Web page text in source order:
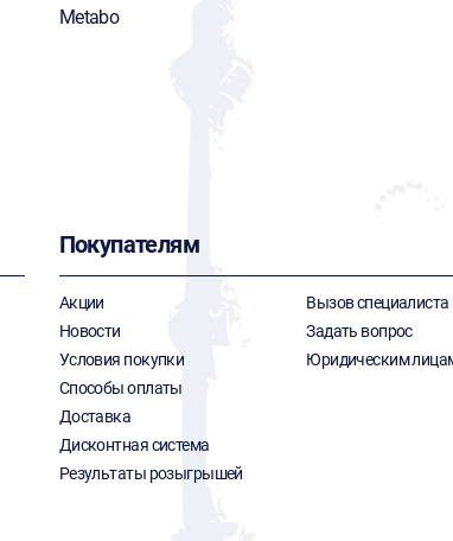
Metabo
Покупателям
Акции
Новости
Условия покупки
Способы оплаты
Доставка
Дисконтная система
Результаты розыгрышей
Вызов специалиста
Задать вопрос
Юридическим